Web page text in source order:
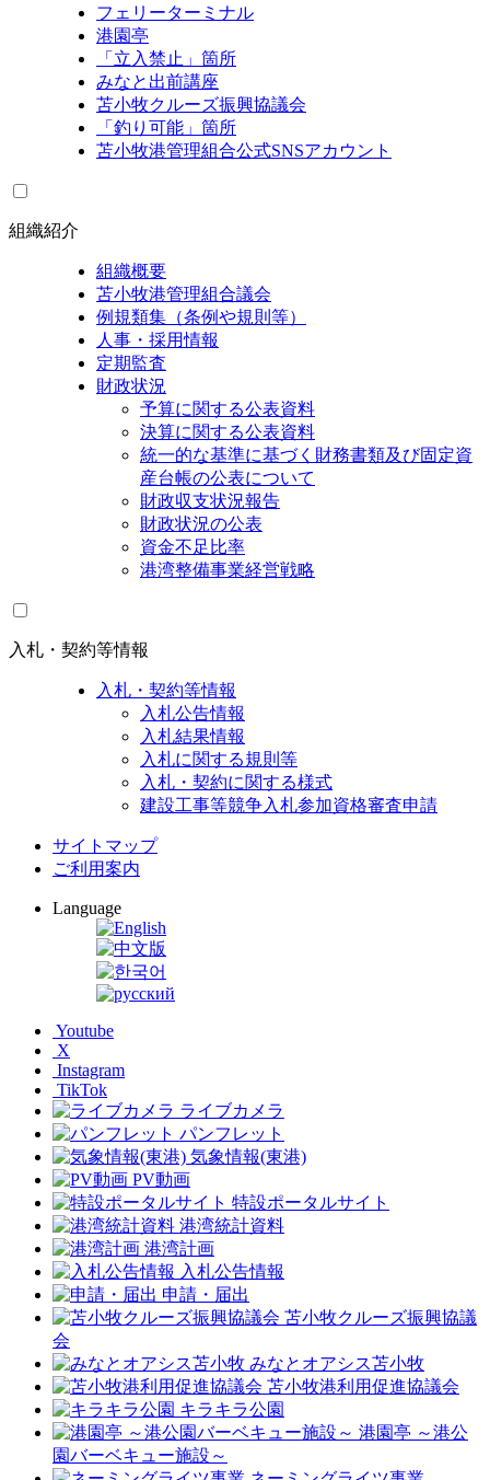
フェリーターミナル
港園亭
「立入禁止」箇所
みなと出前講座
苫小牧クルーズ振興協議会
「釣り可能」箇所
苫小牧港管理組合公式SNSアカウント
組織紹介
組織概要
苫小牧港管理組合議会
例規類集（条例や規則等）
人事・採用情報
定期監査
財政状況
予算に関する公表資料
決算に関する公表資料
統一的な基準に基づく財務書類及び固定資
産台帳の公表について
財政収支状況報告
財政状況の公表
資金不足比率
港湾整備事業経営戦略
入札・契約等情報
入札・契約等情報
入札公告情報
入札結果情報
入札に関する規則等
入札・契約に関する様式
建設工事等競争入札参加資格審査申請
サイトマップ
ご利用案内
Language
Youtube
X
Instagram
TikTok
ライブカメラ
パンフレット
気象情報(東港)
PV動画
特設ポータルサイト
港湾統計資料
港湾計画
入札公告情報
申請・届出
苫小牧クルーズ振興協議
会
みなとオアシス苫小牧
苫小牧港利用促進協議会
キラキラ公園
港園亭 ～港公
園バーベキュー施設～